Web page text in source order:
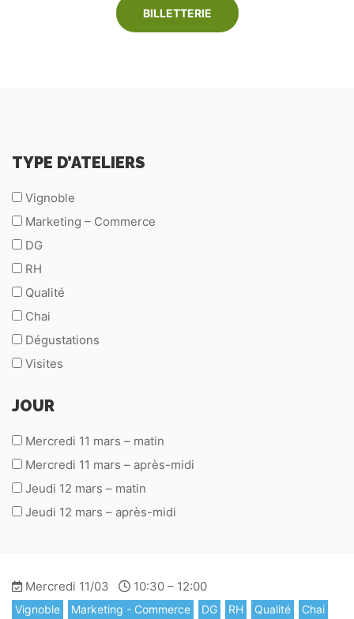
BILLETTERIE
TYPE D’ATELIERS
Vignoble
Marketing – Commerce
DG
RH
Qualité
Chai
Dégustations
Visites
JOUR
Mercredi 11 mars – matin
Mercredi 11 mars – après-midi
Jeudi 12 mars – matin
Jeudi 12 mars – après-midi
Mercredi 11/03 10:30 – 12:00
Vignoble Marketing - Commerce DG RH Qualité Chai